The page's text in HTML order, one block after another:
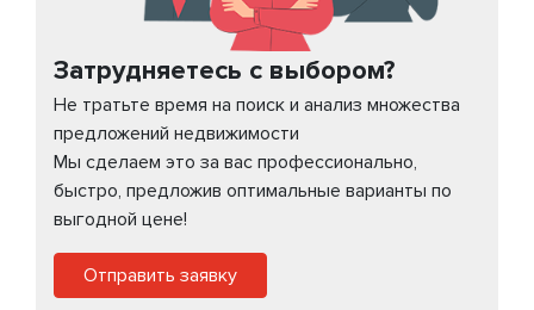
Затрудняетесь с выбором?
Не тратьте время на поиск и анализ множества
предложений недвижимости
Мы сделаем это за вас профессионально,
быстро, предложив оптимальные варианты по
выгодной цене!
Отправить заявку